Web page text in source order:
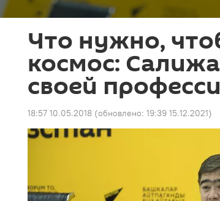
Что нужно,
космос:
своей
18:57 10.05.2018 (обновлено: 19:39 15.12.2021)